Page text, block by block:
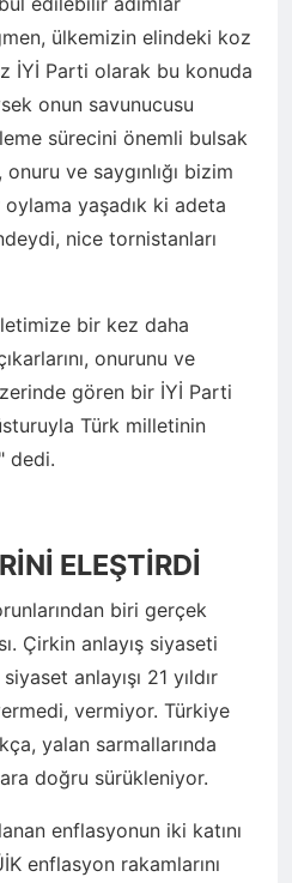
ülkemizin elindeki koz
İYİ Parti olarak bu konuda
onun savunucusu
sürecini önemli bulsak
ve saygınlığı bizim
yaşadık ki adeta
nice tornistanları
bir kez daha
onurunu ve
gören bir İYİ Parti
Türk milletinin
dedi.
ELEŞTİRDİ
biri gerçek
Çirkin anlayış siyaseti
anlayışı 21 yıldır
vermiyor. Türkiye
yalan sarmallarında
doğru sürükleniyor.
enflasyonun iki katını
enflasyon rakamlarını